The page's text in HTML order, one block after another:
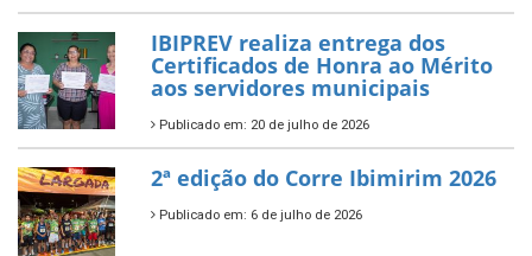
IBIPREV realiza entrega dos
Certificados de Honra ao Mérito
aos servidores municipais
Publicado em: 20 de julho de 2026
2ª edição do Corre Ibimirim 2026
Publicado em: 6 de julho de 2026